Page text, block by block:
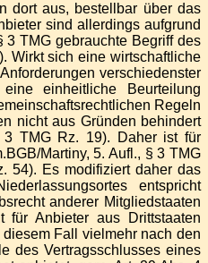
dort aus, bestellbar über das
sind allerdings aufgrund
TMG gebrauchte Begriff des
Wirkt sich eine wirtschaftliche
verschiedenster
einheitliche Beurteilung
Regeln
nicht aus Gründen behindert
3 TMG Rz. 19). Daher ist für
Martiny, 5. Aufl., § 3 TMG
54). Es modifiziert daher das
entspricht
anderer Mitgliedstaaten
Anbieter aus Drittstaaten
Fall vielmehr nach den
des Vertragsschlusses eines